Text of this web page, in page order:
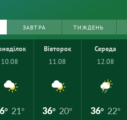
ЗАВТРА ТИЖДЕНЬ
10.08
21°
Вівторок
11.08
36° 20°
Середа
12.08
36° 22°